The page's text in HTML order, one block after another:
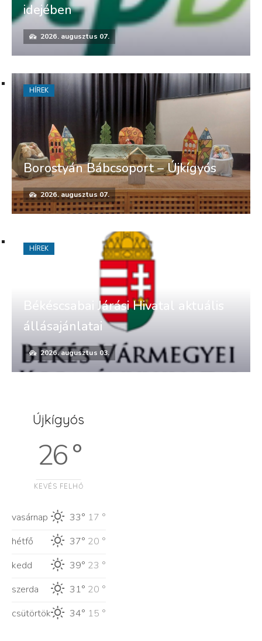
idejében
2026. augusztus 07.
Borostyán Bábcsoport – Újkígyós
2026. augusztus 07.
HÍREK
Békéscsabai Járási Hivatal aktuális
állásajánlatai
2026. augusztus 03.
HÍREK
Újkígyós
26 °
KEVÉS FELHŐ
vasárnap 33° 17 °
hétfő
37° 20 °
kedd
39° 23 °
szerda
31° 20 °
csütörtök
34° 15 °